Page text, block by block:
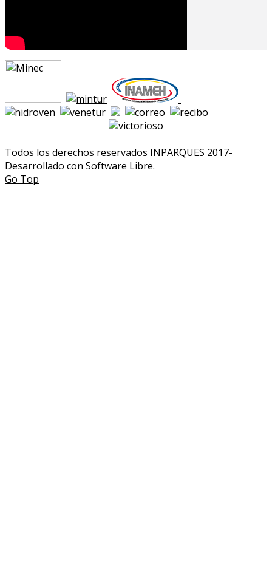
Todos los derechos reservados INPARQUES 2017-
Desarrollado con Software Libre.
Go Top